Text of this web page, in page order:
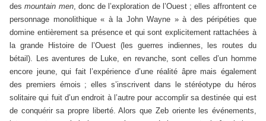
desmountain men, donc de l’exploration de l’Ouest ; elles affrontent ce
personnage monolithique « à la John Wayne » à des péripéties que
domine entièrement sa présence et qui sont explicitement rattachées à
la grande Histoire de l’Ouest (les guerres indiennes, les routes du
bétail). Les aventures de Luke, en revanche, sont celles d’un homme
encore jeune, qui fait l’expérience d’une réalité âpre mais également
des premiers émois ; elles s’inscrivent dans le stéréotype du héros
solitaire qui fuit d’un endroit à l’autre pour accomplir sa destinée qui est
de conquérir sa propre liberté. Alors que Zeb oriente les événements,